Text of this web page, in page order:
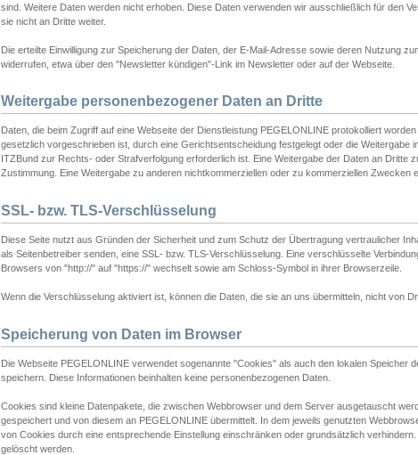
sind. Weitere Daten werden nicht erhoben. Diese Daten verwenden wir ausschließlich für den
sie nicht an Dritte weiter.
Die erteilte Einwilligung zur Speicherung der Daten, der E-Mail-Adresse sowie deren Nutzung
widerrufen, etwa über den "Newsletter kündigen"-Link im Newsletter oder auf der Webseite.
Weitergabe personenbezogener Daten an Dritte
Daten, die beim Zugriff auf eine Webseite der Dienstleistung PEGELONLINE protokolliert
gesetzlich vorgeschrieben ist, durch eine Gerichtsentscheidung festgelegt oder die Weitergabe
ITZBund zur Rechts- oder Strafverfolgung erforderlich ist. Eine Weitergabe der Daten an Dritte
Zustimmung. Eine Weitergabe zu anderen nichtkommerziellen oder zu kommerziellen Zwecken
SSL- bzw. TLS-Verschlüsselung
Diese Seite nutzt aus Gründen der Sicherheit und zum Schutz der Übertragung vertraulicher
als Seitenbetreiber senden, eine SSL- bzw. TLS-Verschlüsselung. Eine verschlüsselte
Browsers von "http://" auf "https://" wechselt sowie am Schloss-Symbol in ihrer Browserzeile.
Wenn die Verschlüsselung aktiviert ist, können die Daten, die sie an uns übermitteln, nicht von
Speicherung von Daten im Browser
Die Webseite PEGELONLINE verwendet sogenannte "Cookies" als auch den lokalen Speicher
speichern. Diese Informationen beinhalten keine personenbezogenen Daten.
Cookies sind kleine Datenpakete, die zwischen Webbrowser und dem Server ausgetauscht
gespeichert und von diesem an PEGELONLINE übermittelt. In dem jeweils genutzten
von Cookies durch eine entsprechende Einstellung einschränken oder grundsätzlich
gelöscht werden.